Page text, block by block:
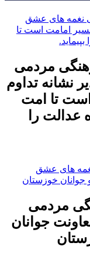
مردمی
نشانه تداوم
تا امت
عدالت را
مردمی
جوانان